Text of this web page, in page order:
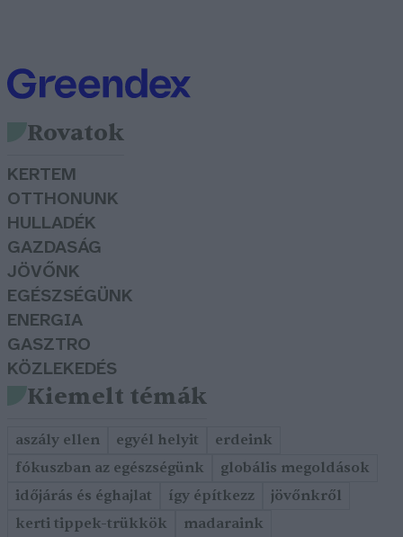
Rovatok
KERTEM
OTTHONUNK
HULLADÉK
GAZDASÁG
JÖVŐNK
EGÉSZSÉGÜNK
ENERGIA
GASZTRO
KÖZLEKEDÉS
Kiemelt témák
aszály ellen egyél helyit
erdeink
fókuszban az egészségünk
globális megoldások
időjárás és éghajlat
így építkezz
jövőnkről
kerti tippek-trükkök
madaraink